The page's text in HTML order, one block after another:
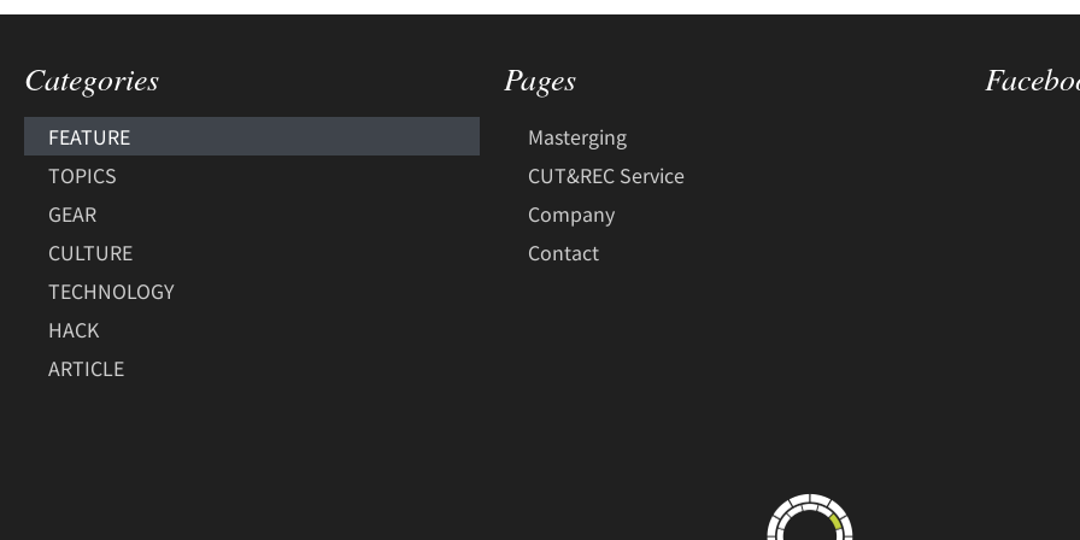
Categories
FEATURE
TOPICS
GEAR
CULTURE
TECHNOLOGY
HACK
ARTICLE
Pages
Masterging
CUT&REC Service
Company
Contact